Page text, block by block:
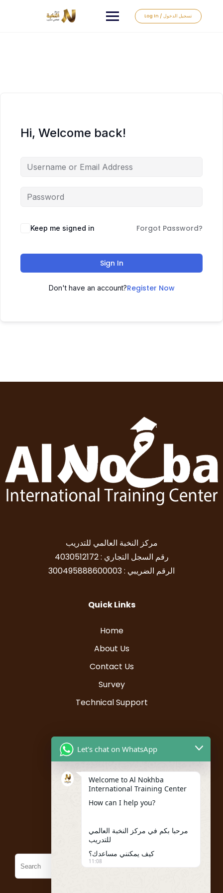
Log In / تسجيل الدخول
Hi, Welcome back!
Keep me signed in Forgot Password?
Sign In
Don't have an account?Register Now
مركز النخبة العالمي للتدريب
رقم السجل التجاري : 4030512172
الرقم الضريبي : 300495888600003
Quick Links
Home
About Us
Contact Us
Survey
Technical Support
Resources
Student Registration
My account
Let's chat on WhatsApp
Welcome to Al Nokhba
International Training Center
How can I help you?
مرحبا بكم في مركز النخبة العالمي
للتدريب
كيف يمكنني مساعدك؟
11:08